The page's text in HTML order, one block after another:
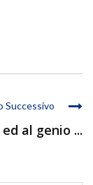
Successivo
al genio ...